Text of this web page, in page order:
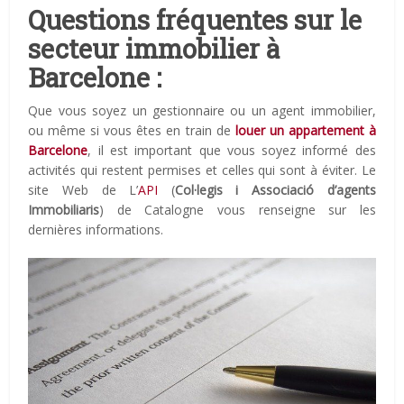
Questions fréquentes sur le
secteur immobilier à
Barcelone :
Que vous soyez un gestionnaire ou un agent immobilier,
ou même si vous êtes en train de louer un appartement à
Barcelone, il est important que vous soyez informé des
activités qui restent permises et celles qui sont à éviter. Le
site Web de L’API (Col·legis i Associació d’agents
Immobiliaris) de Catalogne vous renseigne sur les
dernières informations.